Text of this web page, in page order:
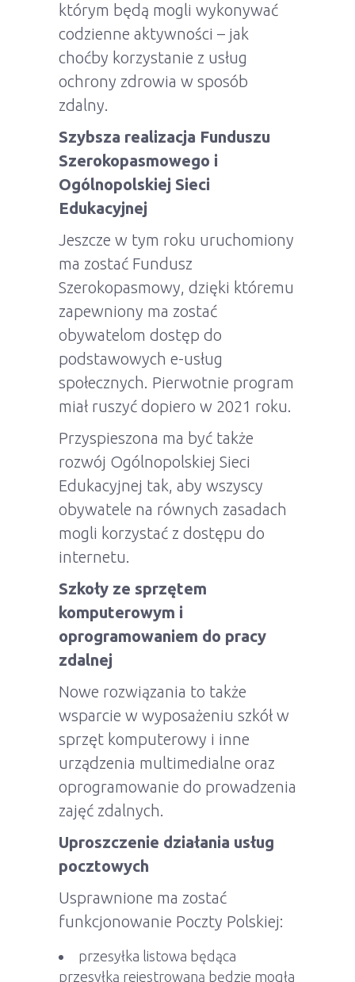
którym będą mogli wykonywać
codzienne aktywności – jak
choćby korzystanie z usług
ochrony zdrowia w sposób
zdalny.
Szybsza realizacja Funduszu
Szerokopasmowego i
Ogólnopolskiej Sieci
Edukacyjnej
Jeszcze w tym roku uruchomiony
ma zostać Fundusz
Szerokopasmowy, dzięki któremu
zapewniony ma zostać
obywatelom dostęp do
podstawowych e-usług
społecznych. Pierwotnie program
miał ruszyć dopiero w 2021 roku.
Przyspieszona ma być także
rozwój Ogólnopolskiej Sieci
Edukacyjnej tak, aby wszyscy
obywatele na równych zasadach
mogli korzystać z dostępu do
internetu.
Szkoły ze sprzętem
komputerowym i
oprogramowaniem do pracy
zdalnej
Nowe rozwiązania to także
wsparcie w wyposażeniu szkół w
sprzęt komputerowy i inne
urządzenia multimedialne oraz
oprogramowanie do prowadzenia
zajęć zdalnych.
Uproszczenie działania usług
pocztowych
Usprawnione ma zostać
funkcjonowanie Poczty Polskiej:
przesyłka listowa będąca
przesyłką rejestrowaną będzie mogła